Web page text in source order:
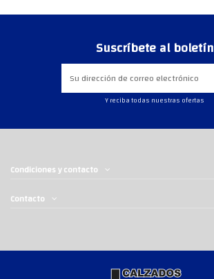
Suscríbete al boletín
Y reciba todas nuestras ofertas
Condiciones y contacto
Contacto